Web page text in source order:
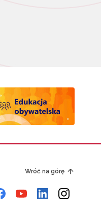
Wróć na górę